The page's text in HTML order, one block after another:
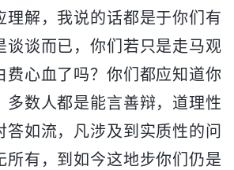
理解，我说的话都是于你们有
谈谈而已，你们若只是走马观
费心血了吗？你们都应知道你
多数人都是能言善辩，道理性
答如流，凡涉及到实质性的问
所有，到如今这地步你们仍是